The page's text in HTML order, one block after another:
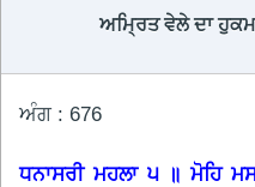
ਅਮ੍ਰਿਤ ਵੇਲੇ ਦਾ
ਅੰਗ : 676
ਧਨਾਸਰੀ ਮਹਲਾ ੫ ॥ ਮੋਹਿ